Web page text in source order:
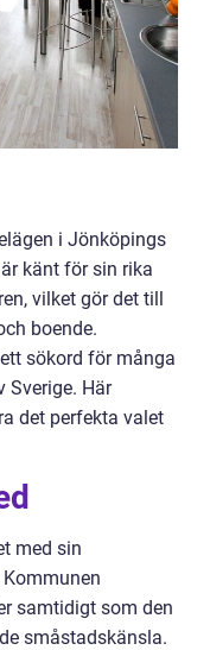
i Jönköpings
känt för sin rika
vilket gör det till
boende.
sökord för många
Sverige. Här
det perfekta valet
med sin
samtidigt som den
småstadskänsla.